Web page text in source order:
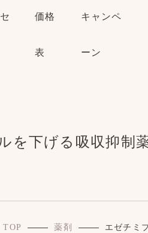
価格
表
キャンペ
ーン
を下げる吸収抑制
TOP 薬剤 エゼチミ